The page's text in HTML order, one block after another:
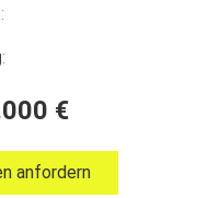
€
anfordern